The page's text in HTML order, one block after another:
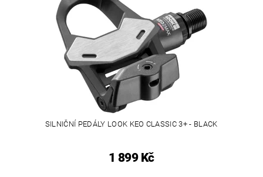
SILNIČNÍ PEDÁLY LOOK KEO CLASSIC 3+ - BLACK
1 899 Kč